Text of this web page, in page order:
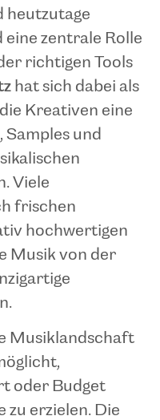
heutzutage
eine zentrale Rolle
richtigen Tools
hat sich dabei als
Kreativen eine
Samples und
Viele
frischen
hochwertigen
Musik von der
Musiklandschaft
oder Budget
zu erzielen. Die